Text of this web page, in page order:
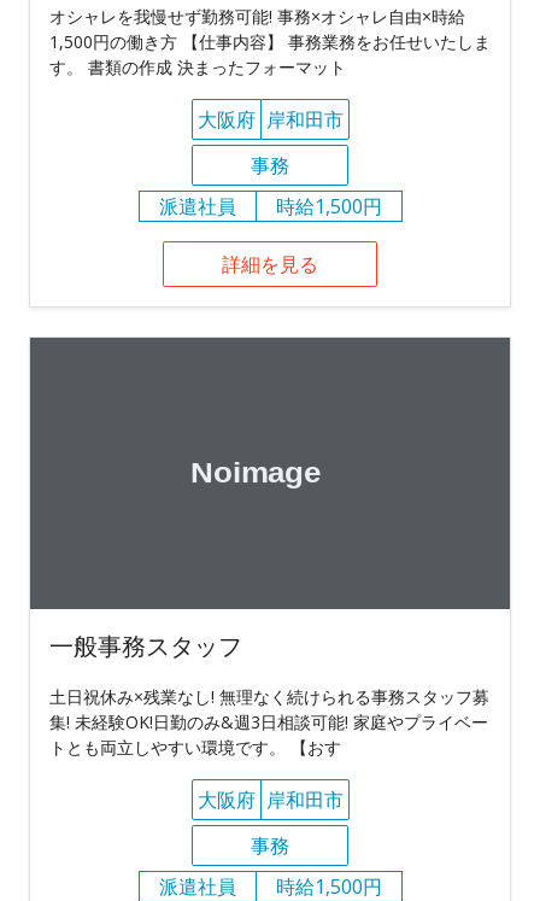
オシャレを我慢せず勤務可能! 事務×オシャレ自由×時給
1,500円の働き方 【仕事内容】 事務業務をお任せいたしま
す。 書類の作成 決まったフォーマット
大阪府 岸和田市
事務
派遣社員
時給1,500円
詳細を見る
一般事務スタッフ
土日祝休み×残業なし! 無理なく続けられる事務スタッフ募
集! 未経験OK!日勤のみ&週3日相談可能! 家庭やプライベー
トとも両立しやすい環境です。 【おす
大阪府 岸和田市
事務
派遣社員
時給1,500円